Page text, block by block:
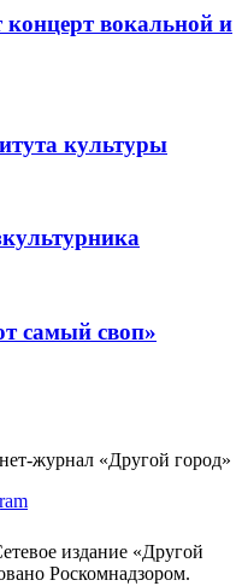
концерт вокальной и
культуры
самый своп»
журнал «Другой город»
издание «Другой
Роскомнадзором.